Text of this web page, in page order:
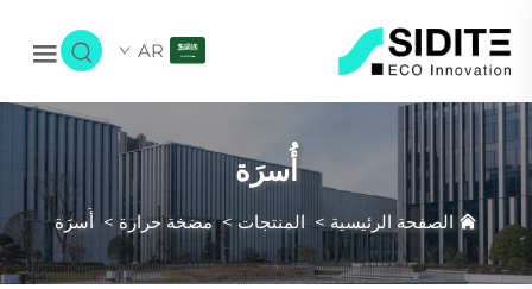
AR
أُسرَة
الصفحة الرئيسية > المنتجات>مضخة حرارة > أُسرَة